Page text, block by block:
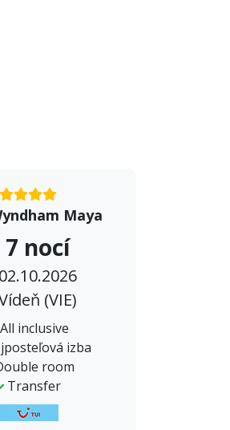
Maya
7 nocí
02.10.2026
(VIE)
inclusive
izba
room
Transfer